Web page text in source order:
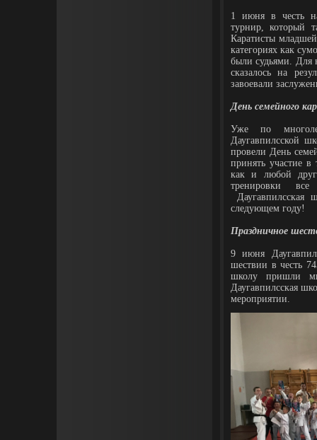
1 июня в честь
турнир, который
Каратисты
категориях как
были судьями. Для
сказалось на
завоевали
День семейного
Уже по
Даугавпилсской
провели День
принять участие в
как и любой
тренировки
Даугавпилсская
следующем году!
Праздничное
9 июня
шествии в честь
школу пришли
Даугавпилсская
мероприятии.